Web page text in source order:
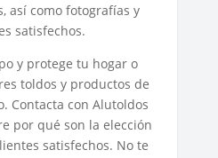
así como fotografías y
satisfechos.
y protege tu hogar o
toldos y productos de
Contacta con Alutoldos
por qué son la elección
satisfechos. No te